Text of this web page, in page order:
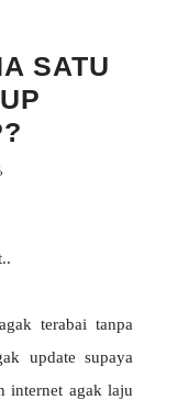
SATU
terabai tanpa
update supaya
internet agak laju